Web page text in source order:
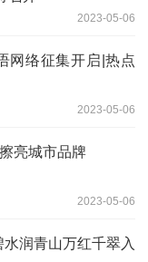
2023-05-06
网络征集开启|热点
2023-05-06
亮城市品牌
2023-05-06
润青山万红千翠入